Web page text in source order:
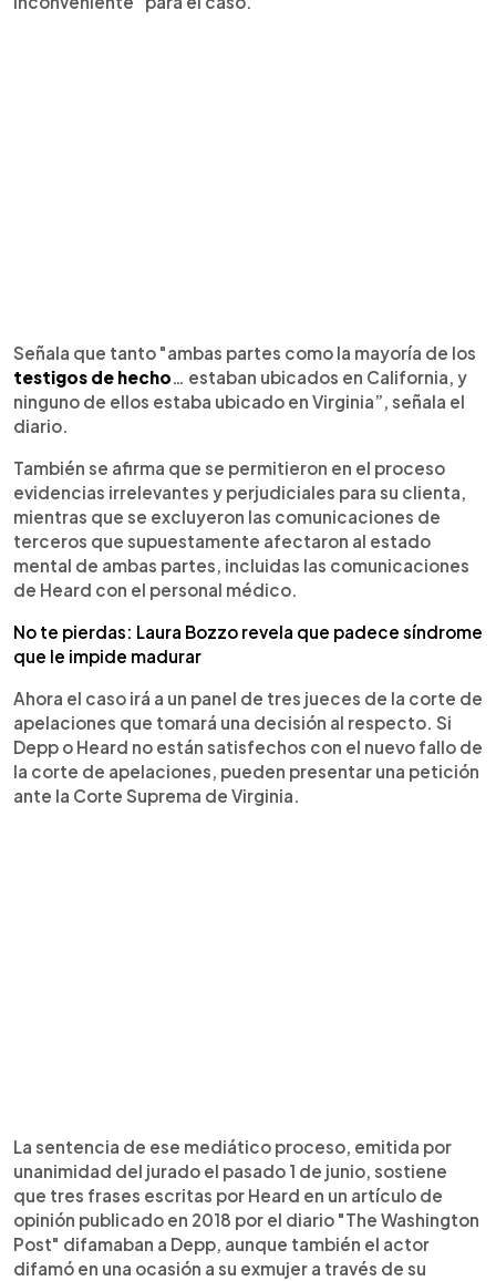
Señala que tanto "ambas partes como la mayoría de los
testigos de hecho… estaban ubicados en California, y
ninguno de ellos estaba ubicado en Virginia”, señala el
diario.
También se afirma que se permitieron en el proceso
evidencias irrelevantes y perjudiciales para su clienta,
mientras que se excluyeron las comunicaciones de
terceros que supuestamente afectaron al estado
mental de ambas partes, incluidas las comunicaciones
de Heard con el personal médico.
No te pierdas: Laura Bozzo revela que padece síndrome
que le impide madurar
Ahora el caso irá a un panel de tres jueces de la corte de
apelaciones que tomará una decisión al respecto. Si
Depp o Heard no están satisfechos con el nuevo fallo de
la corte de apelaciones, pueden presentar una petición
ante la Corte Suprema de Virginia.
La sentencia de ese mediático proceso, emitida por
unanimidad del jurado el pasado 1 de junio, sostiene
que tres frases escritas por Heard en un artículo de
opinión publicado en 2018 por el diario "The Washington
Post" difamaban a Depp, aunque también el actor
difamó en una ocasión a su exmujer a través de su